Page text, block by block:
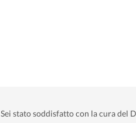
Sei stato soddisfatto con la cura del